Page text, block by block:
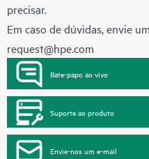
precisar.
Em caso de dúvidas, envie
request@hpe.com
Bate-papo ao vivo
Suporte ao produto
Envie-nos um e-mail